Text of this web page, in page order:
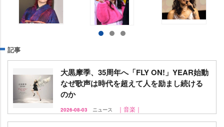
記事
大黒摩季、35周年へ「FLY ON!」YEAR始動
なぜ歌声は時代を超えて人を励まし続ける
のか
2026-08-03 ニュース ｜音楽｜